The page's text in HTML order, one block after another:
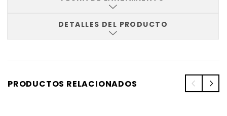
DETALLES DEL PRODUCTO
PRODUCTOS RELACIONADOS